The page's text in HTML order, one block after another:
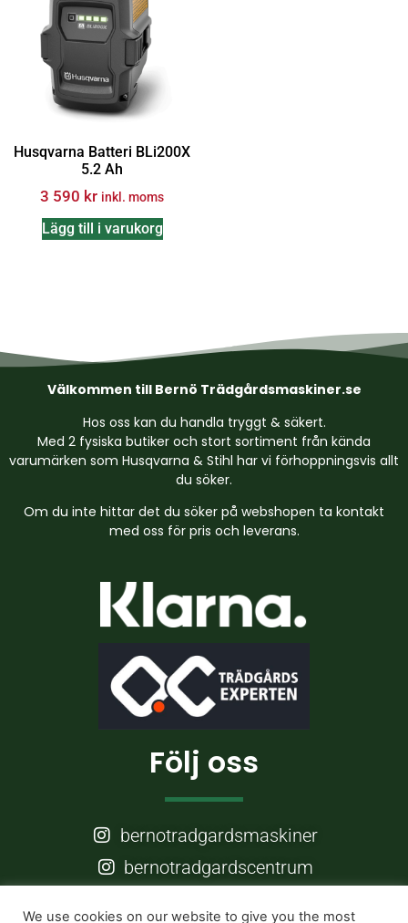
Husqvarna Batteri BLi200X
5.2 Ah
3 590 kr inkl. moms
Lägg till i varukorg
Välkommen till Bernö Trädgårdsmaskiner.se
Hos oss kan du handla tryggt & säkert.
Med 2 fysiska butiker och stort sortiment från kända
varumärken som Husqvarna & Stihl har vi förhoppningsvis allt
du söker.
Om du inte hittar det du söker på webshopen ta kontakt
med oss för pris och leverans.
Följ oss
bernotradgardsmaskiner
bernotradgardscentrum
Frågor?
We use cookies on our website to give you the most